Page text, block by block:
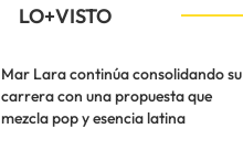
LO+VISTO
Mar Lara continúa consolidando su
carrera con una propuesta que
mezcla pop y esencia latina